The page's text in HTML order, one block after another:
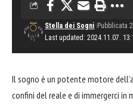
Last updated: 2024.11.07.
Stella dei Sogni Pubblicata
Il sogno è un potente motore
confini del reale e di immergerci in